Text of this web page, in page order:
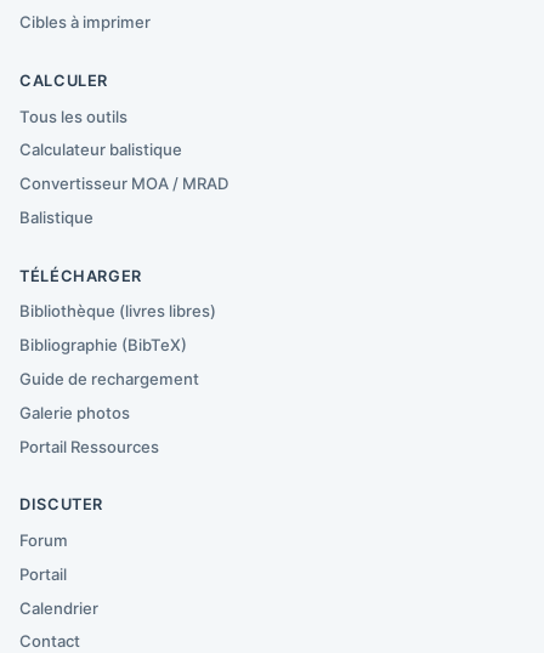
Cibles à imprimer
CALCULER
Tous les outils
Calculateur balistique
Convertisseur MOA / MRAD
Balistique
TÉLÉCHARGER
Bibliothèque (livres libres)
Bibliographie (BibTeX)
Guide de rechargement
Galerie photos
Portail Ressources
DISCUTER
Forum
Portail
Calendrier
Contact